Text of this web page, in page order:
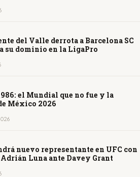
del Valle derrota a Barcelona SC
su dominio en la LigaPro
el Mundial que no fue y la
México 2026
nuevo representante en UFC con
Luna ante Davey Grant